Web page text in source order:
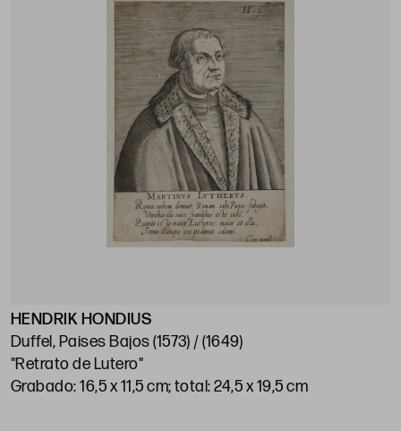
HENDRIK HONDIUS
Duffel, Paises Bajos (1573) / (1649)
"Retrato de Lutero"
Grabado: 16,5 x 11,5 cm; total: 24,5 x 19,5 cm